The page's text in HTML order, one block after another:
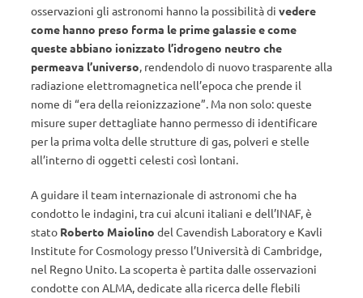
osservazioni gli astronomi hanno la possibilità di vedere
come hanno preso forma le prime galassie e come
queste abbiano ionizzato l’idrogeno neutro che
permeava l’universo, rendendolo di nuovo trasparente alla
radiazione elettromagnetica nell’epoca che prende il
nome di “era della reionizzazione”. Ma non solo: queste
misure super dettagliate hanno permesso di identificare
per la prima volta delle strutture di gas, polveri e stelle
all’interno di oggetti celesti così lontani.
A guidare il team internazionale di astronomi che ha
condotto le indagini, tra cui alcuni italiani e dell’INAF, è
stato Roberto Maiolino del Cavendish Laboratory e Kavli
Institute for Cosmology presso l’Università di Cambridge,
nel Regno Unito. La scoperta è partita dalle osservazioni
condotte con ALMA, dedicate alla ricerca delle flebili